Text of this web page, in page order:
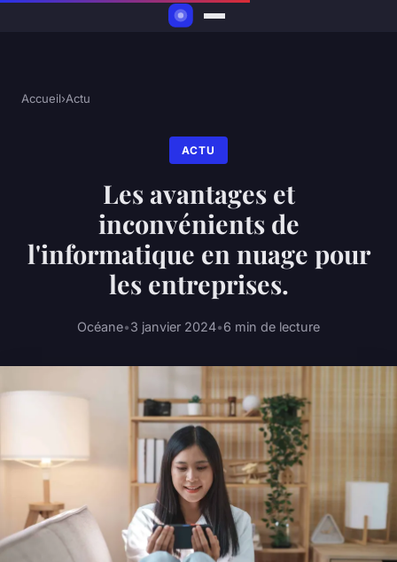
Accueil›Actu
ACTU
Les avantages et
inconvénients de
l'informatique en nuage pour
les entreprises.
Océane•3 janvier 2024•6 min de lecture